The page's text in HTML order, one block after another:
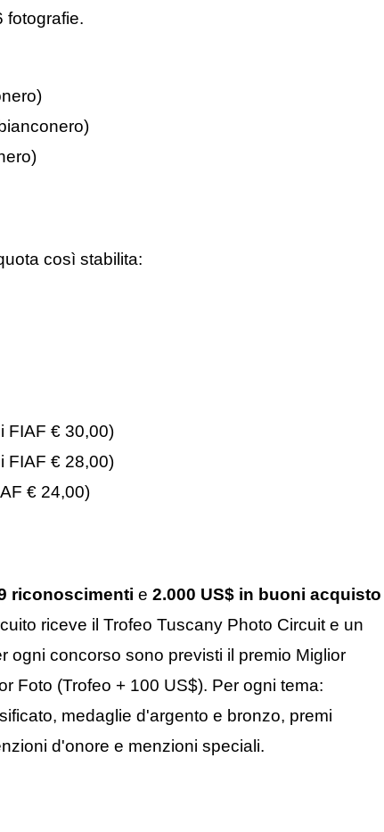
fotografie.
così stabilita:
FIAF € 30,00)
FIAF € 28,00)
€ 24,00)
riconoscimenti e 2.000 US$ in buoni acquisto
riceve il Trofeo Tuscany Photo Circuit e un
ogni concorso sono previsti il premio Miglior
Foto (Trofeo + 100 US$). Per ogni tema:
medaglie d'argento e bronzo, premi
d'onore e menzioni speciali.